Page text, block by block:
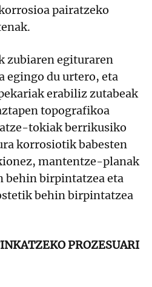
pairatzeko
zubiaren egituraren
egingo du urtero, eta
erabiliz zutabeak
topografikoa
tokiak berrikusiko
korrosiotik babesten
mantentze-planak
behin birpintatzea eta
behin birpintatzea
PROZESUARI